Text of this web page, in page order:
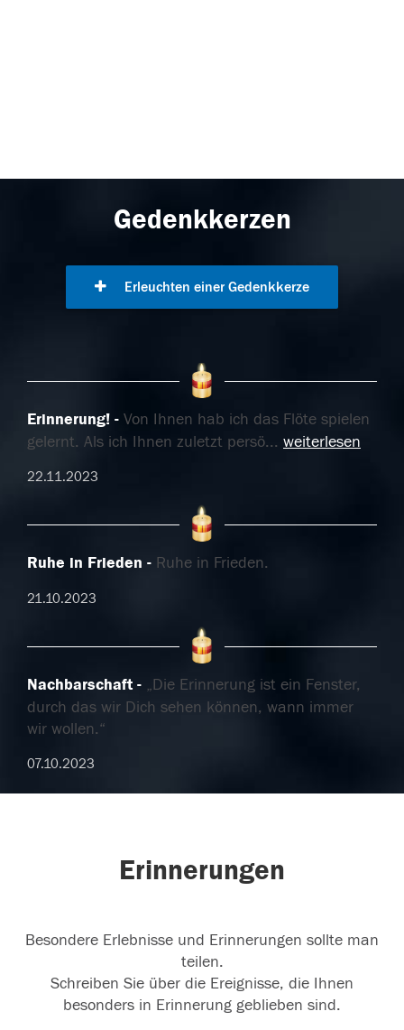
Gedenkkerzen
Erleuchten einer Gedenkkerze
Erinnerung!
Von Ihnen hab ich das Flöte spielen
gelernt. Als ich Ihnen zuletzt persö... weiterlesen
22.11.2023
Ruhe in Frieden Ruhe in Frieden.
21.10.2023
Nachbarschaft
„Die Erinnerung ist ein Fenster,
durch das wir Dich sehen können, wann immer
wir wollen.“
07.10.2023
Erinnerungen
Besondere Erlebnisse und Erinnerungen sollte man
teilen.
Schreiben Sie über die Ereignisse, die Ihnen
besonders in Erinnerung geblieben sind.